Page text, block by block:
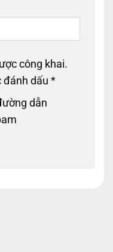
công khai.
đánh dấu *
dẫn